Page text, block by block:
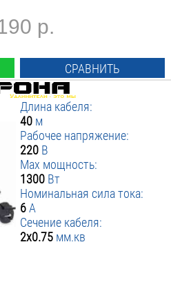
р.
СРАВНИТЬ
Длина кабеля:
40 м
Рабочее напряжение:
220 В
Max мощность:
1300 Вт
Номинальная сила тока:
6А
Сечение кабеля:
2х0.75 мм.кв